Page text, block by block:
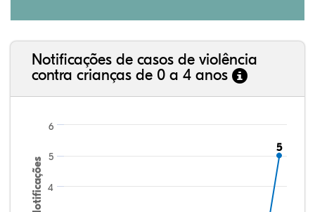
Notificações de casos de violência
contra crianças de 0 a 4 anos
5
5
4
5
6